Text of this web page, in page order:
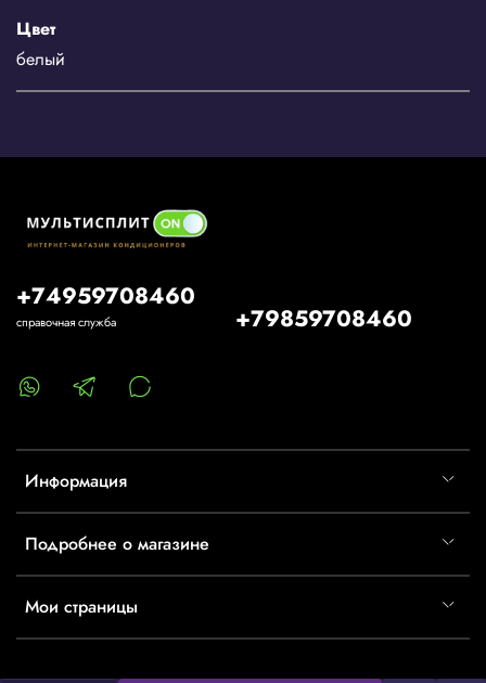
Цвет
белый
Информация
Подробнее о магазине
Мои страницы
+74959708460
справочная служба +79859708460